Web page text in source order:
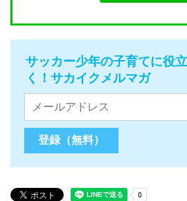
サッカー少年の子育てに役
く！サカイクメルマガ